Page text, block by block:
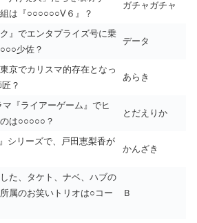
は『○○○○○○V６』？
ガチャガチャ
』でエンタプライズ号に乗
少佐？
データ
京でカリスマ的存在となっ
？
あらき
『ライアーゲーム』でヒ
は○○○○○？
とだえりか
シリーズで、戸田恵梨香が
かんざき
た、タケト、ナベ、ハブの
属のお笑いトリオは○コー
Ｂ